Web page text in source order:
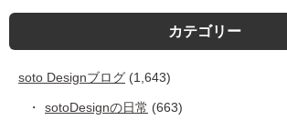
カテゴリー
soto Designブログ (1,643)
sotoDesignの日常 (663)